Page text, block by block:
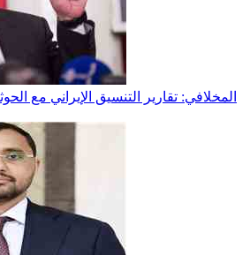
المخلافي: تقارير التنسيق الإيراني مع